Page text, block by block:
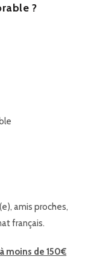
?
amis proches,
français.
moins de 150€